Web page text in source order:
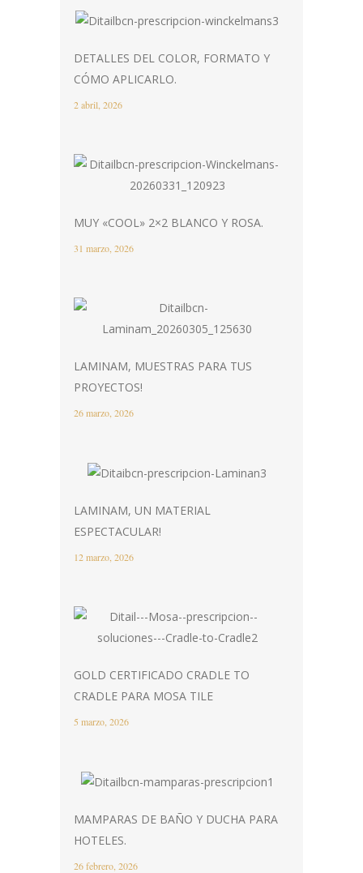
DETALLES DEL COLOR, FORMATO Y
CÓMO APLICARLO.
2 abril, 2026
MUY «COOL» 2×2 BLANCO Y ROSA.
31 marzo, 2026
LAMINAM, MUESTRAS PARA TUS
PROYECTOS!
26 marzo, 2026
LAMINAM, UN MATERIAL
ESPECTACULAR!
12 marzo, 2026
GOLD CERTIFICADO CRADLE TO
CRADLE PARA MOSA TILE
5 marzo, 2026
MAMPARAS DE BAÑO Y DUCHA PARA
HOTELES.
26 febrero, 2026